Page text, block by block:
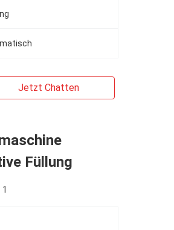
Jetzt Chatten
Füllung
1